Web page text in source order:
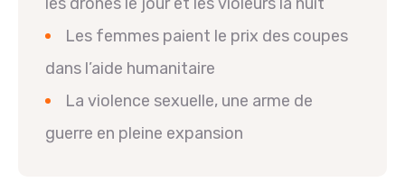
Les femmes paient le prix des coupes
dans l’aide humanitaire
La violence sexuelle, une arme de
guerre en pleine expansion